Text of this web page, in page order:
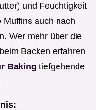
und Feuchtigkeit
Muffins auch nach
Wer mehr über die
Backen erfahren
Baking tiefgehende